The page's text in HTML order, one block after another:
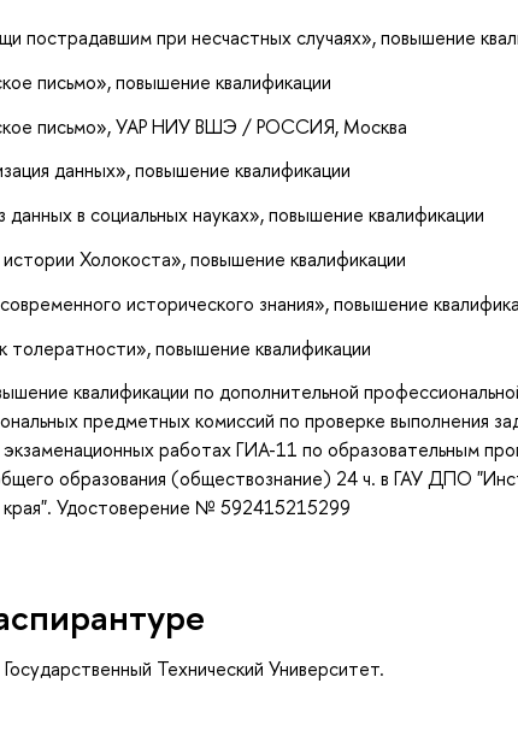
пострадавшим при несчастных случаях», повышение
письмо», повышение квалификации
письмо», УАР НИУ ВШЭ / РОССИЯ, Москва
данных», повышение квалификации
в социальных науках», повышение квалификации
Холокоста», повышение квалификации
исторического знания», повышение
толератности», повышение квалификации
квалификации по дополнительной
предметных комиссий по проверке выполнения
работах ГИА-11 по образовательным
образования (обществознание) 24 ч. в ГАУ ДПО
края". Удостоверение № 592415215299
Технический Университет.